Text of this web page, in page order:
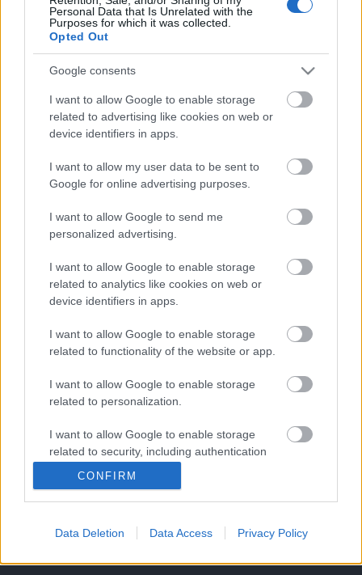
Personal Data that Is Unrelated with the
Purposes for which it was collected.
Opted Out
Google consents
I want to allow Google to enable storage
related to advertising like cookies on web or
device identifiers in apps.
I want to allow my user data to be sent to
Google for online advertising purposes.
I want to allow Google to send me
personalized advertising.
I want to allow Google to enable storage
related to analytics like cookies on web or
device identifiers in apps.
I want to allow Google to enable storage
related to functionality of the website or app.
I want to allow Google to enable storage
related to personalization.
I want to allow Google to enable storage
related to security, including authentication
CONFIRM
Data Deletion Data Access Privacy Policy
HIRDETÉS
Paks II.: Mit jelent az 5. blokk új
mérföldköve a felülvizsgálat
árnyékában?
Fontos a postaládákba költöző
széncinegék védelme
Amire többmillióan vártunk: szombattól
másodfokúra csökken a riasztás
KIEMELT
Megérkezett az eső a Duna